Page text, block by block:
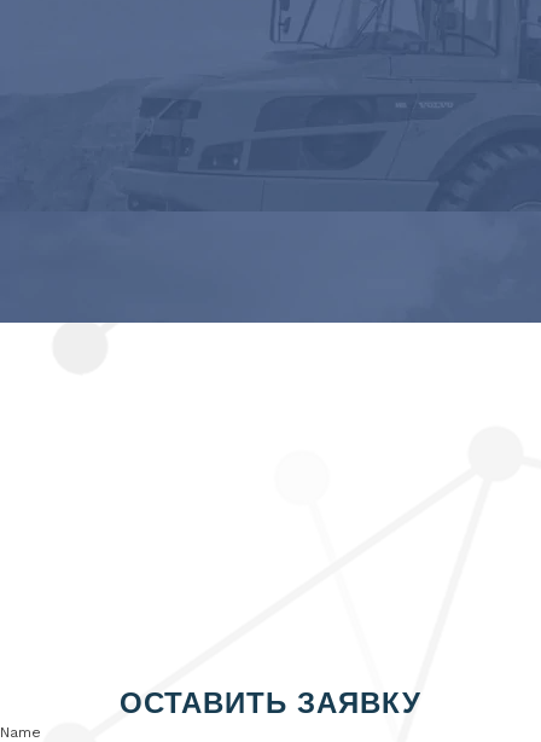
ОСТАВИТЬ ЗАЯВКУ
Name